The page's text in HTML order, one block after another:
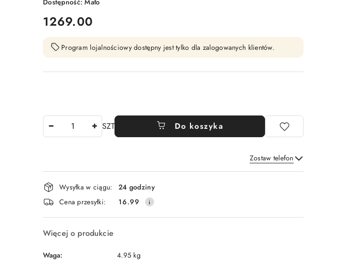
Dostępność:Mało
cena:
1269.00
Program lojalnościowy dostępny jest tylko dla zalogowanych klientów.
SZT Do koszyka
Zostaw telefon
Wyślij
Dostępność
i
dostawa
Wysyłka w ciągu:
24 godziny
Cena przesyłki:
16.99
Więcej o produkcie
Waga: 4.95 kg